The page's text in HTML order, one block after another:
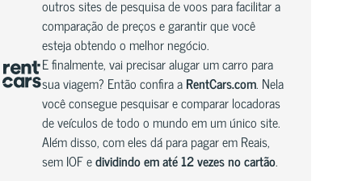
outros sites de pesquisa de voos para facilitar a
comparação de preços e garantir que você
esteja obtendo o melhor negócio.
E finalmente, vai precisar alugar um carro para
sua viagem? Então confira aRentCars.com. Nela
você consegue pesquisar e comparar locadoras
de veículos de todo o mundo em um único site.
Além disso, com eles dá para pagar em Reais,
sem IOF edividindo em até 12 vezes no cartão.